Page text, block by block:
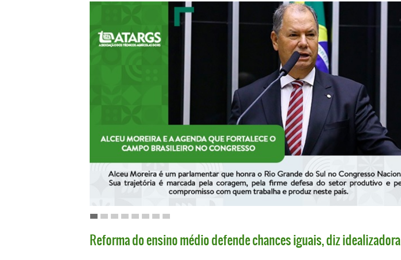
Reforma do ensino médio defende chances iguais, diz idealizadora